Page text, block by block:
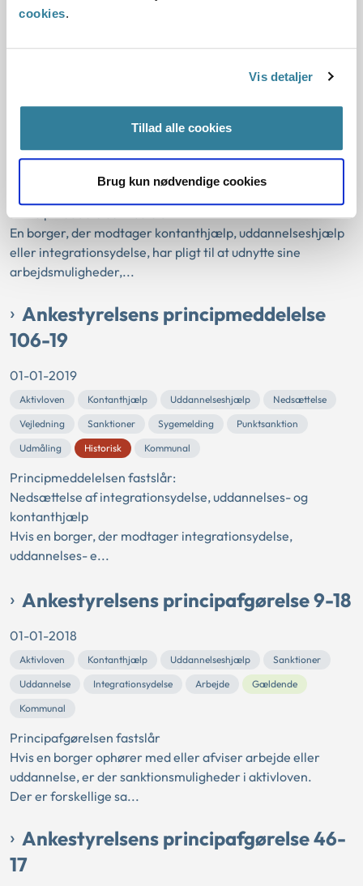
cookies.
Vis detaljer
Tillad alle cookies
Brug kun nødvendige cookies
udbetales som e...
Ankestyrelsens principmeddelelse
01-01-2019
Kontanthjælp Uddannelseshjælp
Udnyttelse af arbejdsmuligheder
Integrationsydelse
Gældende Kommunal
Principmeddelelsen fastslår
En borger, der modtager kontanthjælp, uddannelseshjælp
eller integrationsydelse, har pligt til at udnytte sine
arbejdsmuligheder,...
Ankestyrelsens principmeddelelse
106-19
01-01-2019
Aktivloven Kontanthjælp Uddannelseshjælp
Nedsættelse
Vejledning
Sanktioner Sygemelding
Punktsanktion
Udmåling
Historisk Kommunal
Principmeddelelsen fastslår:
Nedsættelse af integrationsydelse, uddannelses- og
kontanthjælp
Hvis en borger, der modtager integrationsydelse,
uddannelses- e...
Ankestyrelsens principafgørelse 9-18
01-01-2018
Aktivloven Kontanthjælp Uddannelseshjælp
Sanktioner
Uddannelse
Integrationsydelse Arbejde
Gældende
Kommunal
Principafgørelsen fastslår
Hvis en borger ophører med eller afviser arbejde eller
uddannelse, er der sanktionsmuligheder i aktivloven.
Der er forskellige sa...
Ankestyrelsens principafgørelse 46-
17